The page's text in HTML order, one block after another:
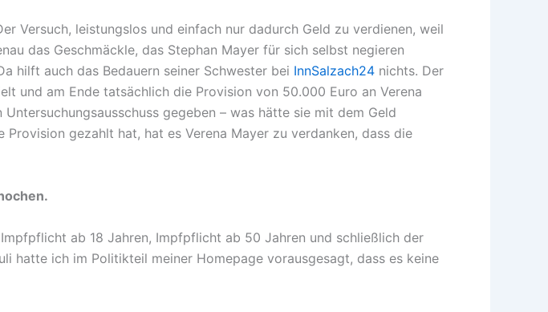
Versuch, leistungslos und einfach nur dadurch Geld zu verdienen, weil
das Geschmäckle, das Stephan Mayer für sich selbst negieren
hilft auch das Bedauern seiner Schwester bei InnSalzach24 nichts. Der
und am Ende tatsächlich die Provision von 50.000 Euro an Verena
gegeben – was hätte sie mit dem Geld
gezahlt hat, hat es Verena Mayer zu verdanken, dass die
ab 18 Jahren, Impfpflicht ab 50 Jahren und schließlich der
hatte ich im Politikteil meiner Homepage vorausgesagt, dass es keine